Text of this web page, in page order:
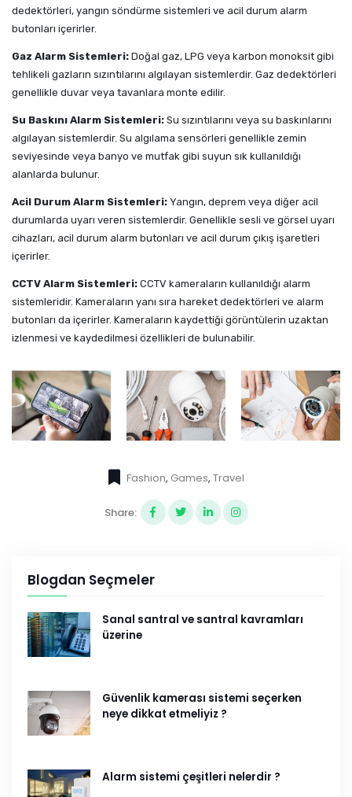
dedektörleri, yangın söndürme sistemleri ve acil durum alarm
butonları içerirler.
Gaz Alarm Sistemleri: Doğal gaz, LPG veya karbon monoksit gibi
tehlikeli gazların sızıntılarını algılayan sistemlerdir. Gaz dedektörleri
genellikle duvar veya tavanlara monte edilir.
Su Baskını Alarm Sistemleri: Su sızıntılarını veya su baskınlarını
algılayan sistemlerdir. Su algılama sensörleri genellikle zemin
seviyesinde veya banyo ve mutfak gibi suyun sık kullanıldığı
alanlarda bulunur.
Acil Durum Alarm Sistemleri: Yangın, deprem veya diğer acil
durumlarda uyarı veren sistemlerdir. Genellikle sesli ve görsel uyarı
cihazları, acil durum alarm butonları ve acil durum çıkış işaretleri
içerirler.
CCTV Alarm Sistemleri: CCTV kameraların kullanıldığı alarm
sistemleridir. Kameraların yanı sıra hareket dedektörleri ve alarm
butonları da içerirler. Kameraların kaydettiği görüntülerin uzaktan
izlenmesi ve kaydedilmesi özellikleri de bulunabilir.
Fashion, Games, Travel
Share:
Blogdan Seçmeler
Sanal santral ve santral kavramları
üzerine
Güvenlik kamerası sistemi seçerken
neye dikkat etmeliyiz ?
Alarm sistemi çeşitleri nelerdir ?